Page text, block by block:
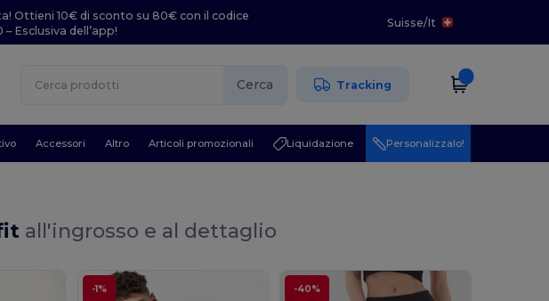
Ottieni 10€ di sconto su 80€ con il codice
– Esclusiva dell’app!
Suisse/It
Cerca Tracking
Accessori Altro Articoli promozionali Liquidazione Personalizzalo!
all'ingrosso e al dettaglio
-1% -40%